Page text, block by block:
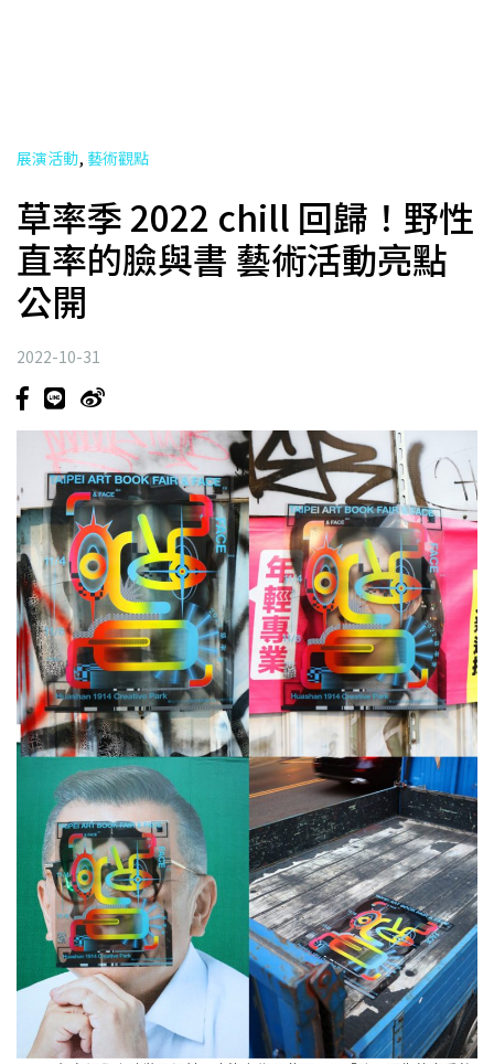
展演活動, 藝術觀點
草率季 2022 chill 回歸！野性
直率的臉與書 藝術活動亮點
公開
2022-10-31